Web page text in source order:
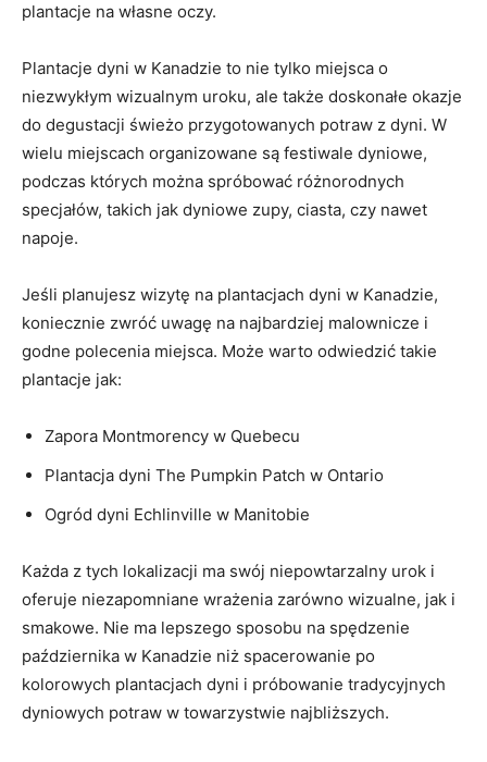
plantacje na własne oczy.
Plantacje dyni w​ Kanadzie‍ to nie tylko miejsca o
niezwykłym wizualnym uroku, ale także doskonałe okazje
do degustacji świeżo ​przygotowanych potraw z dyni.‍ W
wielu ‌miejscach organizowane są‍ festiwale dyniowe,
podczas których można spróbować różnorodnych
specjałów, takich jak dyniowe zupy, ciasta, czy nawet
napoje.
Jeśli planujesz wizytę na ⁢plantacjach dyni w Kanadzie,
koniecznie zwróć‌ uwagę na najbardziej malownicze i
godne polecenia miejsca. Może warto odwiedzić takie
plantacje ⁣jak:
Zapora Montmorency w Quebecu
Plantacja ⁤dyni ‍The Pumpkin Patch w Ontario
Ogród dyni Echlinville‍ w Manitobie
Każda z tych lokalizacji ma swój niepowtarzalny​ urok i
oferuje niezapomniane ⁢wrażenia zarówno wizualne, jak i
smakowe. Nie ma lepszego sposobu na spędzenie
października w Kanadzie niż spacerowanie po
kolorowych plantacjach dyni i⁢ próbowanie ⁣tradycyjnych
dyniowych ​potraw w towarzystwie najbliższych.